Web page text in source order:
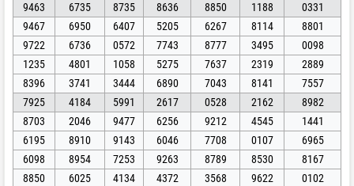
9463
6735 8735 8636 8850 1188
0331
9467
6950 6407 5205 6267 8114
8801
9722
6736 0572 7743 8777 3495
0098
1235
4801 1058 5275 7637 2319
2889
8396
3741 3444 6890 7043 8141
7557
7925
4184 5991 2617 0528 2162
8982
8703
2046 9477 6256 9212 4545
1441
6195
8910 9143 6046 7708 0107
6965
6098
8954 7253 9263 8789 8530
8167
8850
6025 4134 4372 3568 9622
0102